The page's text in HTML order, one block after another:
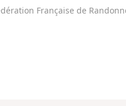
Française de